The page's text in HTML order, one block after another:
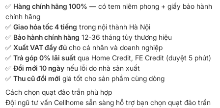
✅ Hàng chính hãng 100% — có tem niêm phong + giấy bảo hành
chính hãng
✅ Giao hỏa tốc 4 tiếng trong nội thành Hà Nội
✅ Bảo hành chính hãng 12-36 tháng tùy thương hiệu
✅ Xuất VAT đầy đủcho cá nhân và doanh nghiệp
✅ Trả góp 0% lãi suấtqua Home Credit, FE Credit (duyệt 5 phút)
✅ Đổi mới 10 ngàynếu lỗi do nhà sản xuất
✅ Thu cũ đổi mới giá tốt cho sản phẩm cùng dòng
Cách chọn quạt đảo trần phù hợp
Đội ngũ tư vấn Cellhome sẵn sàng hỗ trợ bạn chọn quạt đảo trần